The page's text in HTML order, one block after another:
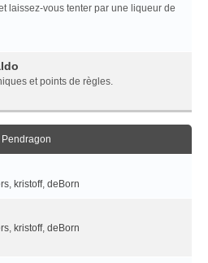
laissez-vous tenter par une liqueur de
et points de règles.
Pendragon
, kristoff, deBorn
, kristoff, deBorn